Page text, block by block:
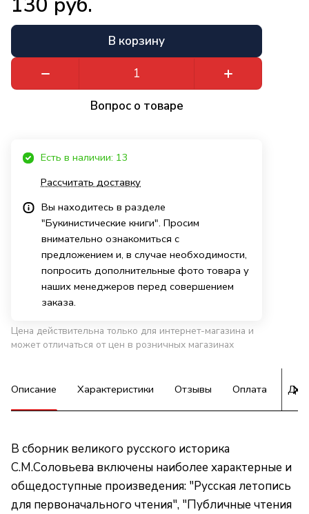
В корзину
Вопрос о товаре
Есть в наличии: 13
Рассчитать доставку
Вы находитесь в разделе
"Букинистические книги". Просим
внимательно ознакомиться с
предложением и, в случае необходимости,
попросить дополнительные фото товара у
наших менеджеров перед совершением
заказа.
Цена действительна только для интернет-магазина и
может отличаться от цен в розничных магазинах
Описание Характеристики Отзывы Оплата
В сборник великого русского историка
С.М.Соловьева включены наиболее характерные и
общедоступные произведения: "Русская летопись
для первоначального чтения", "Публичные чтения